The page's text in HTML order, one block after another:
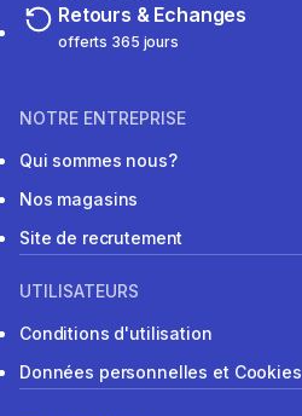
Retours & Echanges
offerts 365 jours
NOTRE ENTREPRISE
Qui sommes nous?
Nos magasins
Site de recrutement
UTILISATEURS
Conditions d'utilisation
Données personnelles et Cookies